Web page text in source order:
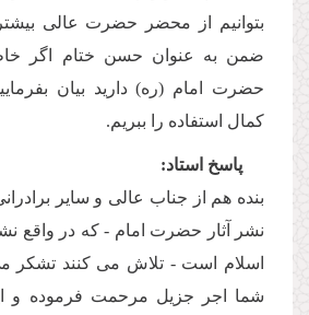
بتوانیم از محضر حضرت عالى
ضمن به عنوان حسن ختام اگر
حضرت امام (ره) دارید بیان
كمال استفاده را ببریم.
پاسخ استاد:
بنده هم از جناب عالى و سایر
نشر آثار حضرت امام - كه در واقع
اسلام است - تلاش مى كنند تشكر
شما اجر جزیل مرحمت فرموده و